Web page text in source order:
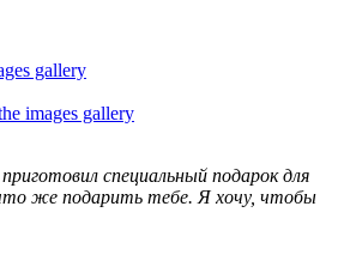
gallery
images gallery
специальный подарок для
же подарить тебе. Я хочу, чтобы